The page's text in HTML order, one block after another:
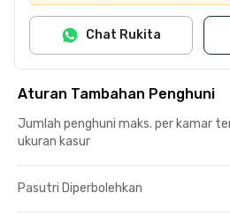
Chat Rukita
Aturan Tambahan Penghuni
Jumlah penghuni maks. per kamar
ukuran kasur
Pasutri Diperbolehkan